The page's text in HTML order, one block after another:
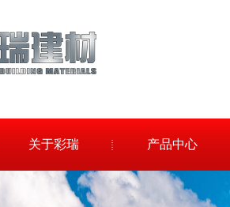
关于彩瑞 产品中心